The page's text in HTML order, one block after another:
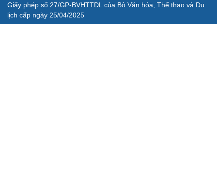
Giấy phép số 27/GP-BVHTTDL của Bộ Văn hóa, Thể thao và Du
lịch cấp ngày 25/04/2025